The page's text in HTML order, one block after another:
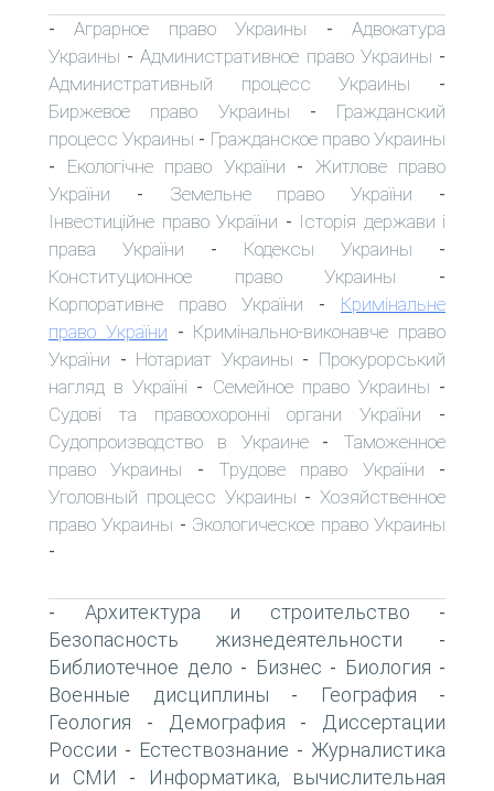
-Аграрное право Украины -Адвокатура
Украины -Административное право Украины -
Административный процесс Украины -
Биржевое право Украины - Гражданский
процесс Украины - Гражданское право Украины
- Екологічне право України - Житлове право
України - Земельне право України -
Інвестиційне право України - Історія держави і
права України - Кодексы Украины -
Конституционное право Украины -
Корпоративне право України - Кримінальне
право України - Кримінально-виконавче право
України - Нотариат Украины - Прокурорський
нагляд в Україні - Семейное право Украины -
Судові та правоохоронні органи України -
Судопроизводство в Украине- Таможенное
право Украины - Трудове право України -
Уголовный процесс Украины - Хозяйственное
право Украины - Экологическое право Украины
-
- Архитектура и строительство -
Безопасность жизнедеятельности -
Библиотечное дело - Бизнес - Биология -
Военные дисциплины - География -
Геология - Демография -
Диссертации
России - Естествознание - Журналистика
и СМИ -
Информатика, вычислительная